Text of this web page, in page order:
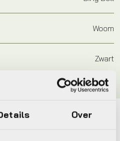
Over
Woom
Zwart